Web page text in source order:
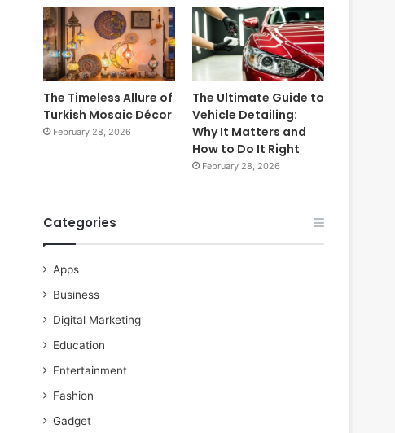
The Timeless Allure of
Turkish Mosaic Décor
February 28, 2026
The Ultimate Guide to
Vehicle Detailing:
Why It Matters and
How to Do It Right
February 28, 2026
Categories
Apps
Business
Digital Marketing
Education
Entertainment
Fashion
Gadget